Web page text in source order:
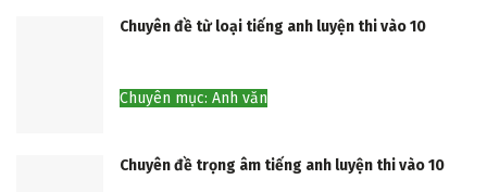
Chuyên đề từ loại tiếng anh luyện thi vào 10
Chuyên mục: Anh văn
Chuyên đề trọng âm tiếng anh luyện thi vào 10